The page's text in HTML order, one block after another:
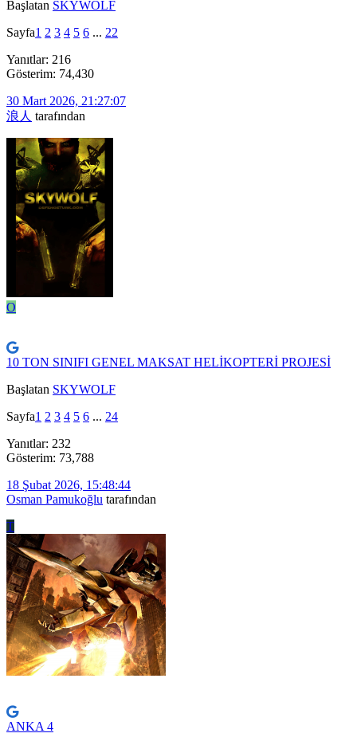
Başlatan SKYWOLF
Sayfa1 2 3 4 5 6 ... 22
Yanıtlar: 216
Gösterim: 74,430
30 Mart 2026, 21:27:07
浪人 tarafından
O
10 TON SINIFI GENEL MAKSAT HELİKOPTERİ PROJESİ
Başlatan SKYWOLF
Sayfa1 2 3 4 5 6 ... 24
Yanıtlar: 232
Gösterim: 73,788
18 Şubat 2026, 15:48:44
Osman Pamukoğlu tarafından
T
ANKA 4